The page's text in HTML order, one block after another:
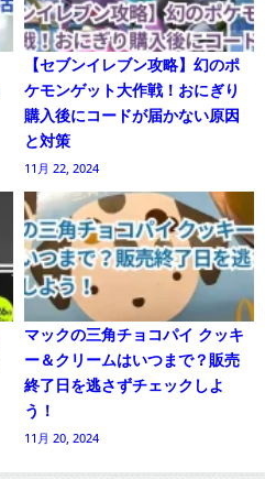
【セブンイレブン攻略】幻のポ
ケモンゲット大作戦！おにぎり
購入後にコードが届かない原因
と対策
11月 22, 2024
マックの三角チョコパイ クッキ
ー＆クリームはいつまで？販売
終了日を逃さずチェックしよ
う！
11月 20, 2024